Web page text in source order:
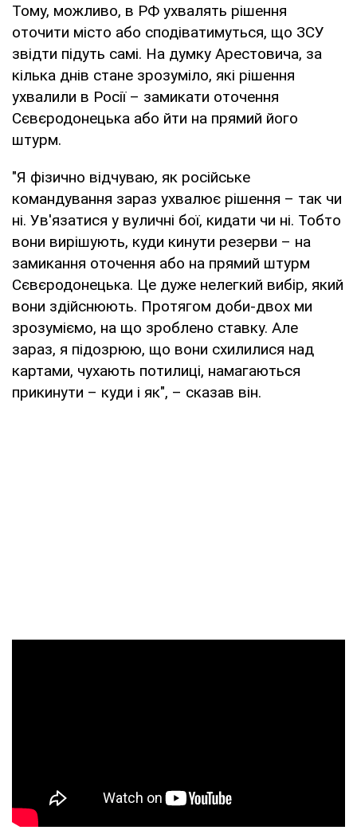
Тому, можливо, в РФ ухвалять рішення
оточити місто або сподіватимуться, що ЗСУ
звідти підуть самі. На думку Арестовича, за
кілька днів стане зрозуміло, які рішення
ухвалили в Росії – замикати оточення
Сєвєродонецька або йти на прямий його
штурм.
"Я фізично відчуваю, як російське
командування зараз ухвалює рішення – так чи
ні. Ув'язатися у вуличні бої, кидати чи ні. Тобто
вони вирішують, куди кинути резерви – на
замикання оточення або на прямий штурм
Сєвєродонецька. Це дуже нелегкий вибір, який
вони здійснюють. Протягом доби-двох ми
зрозуміємо, на що зроблено ставку. Але
зараз, я підозрюю, що вони схилилися над
картами, чухають потилиці, намагаються
прикинути – куди і як", – сказав він.